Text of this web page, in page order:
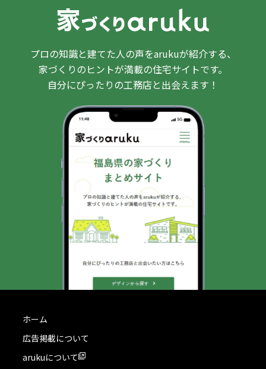
プロの知識と建てた人の声をarukuが紹介する、
家づくりのヒントが満載の住宅サイトです。
自分にぴったりの工務店と出会えます！
ホーム
広告掲載について
arukuについて